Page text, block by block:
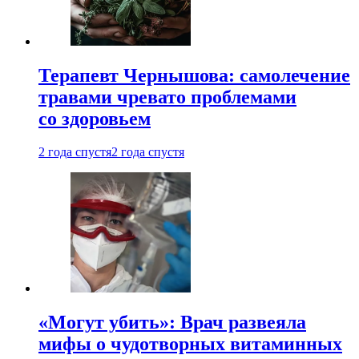
Терапевт Чернышова: самолечение
травами чревато проблемами
со здоровьем
2 года спустя2 года спустя
«Могут убить»: Врач развеяла
мифы о чудотворных витаминных